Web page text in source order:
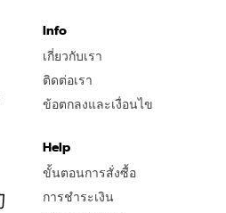
Info
เกี่ยวกับเรา
ติดต่อเรา
ข้อตกลงและเงื่อนไข
Help
ขั้นตอนการสั่งซื้อ
การชำระเงิน